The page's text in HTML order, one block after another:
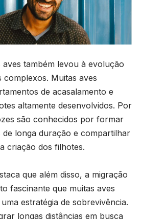
aves também levou à evolução
Muitas aves
de acasalamento e
altamente desenvolvidos. Por
são conhecidos por formar
de longa duração e compartilhar
criação dos filhotes.
que além disso, a migração
fascinante que muitas aves
estratégia de sobrevivência.
longas distâncias em busca